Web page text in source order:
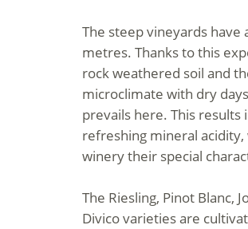
The steep vineyards
metres. Thanks to this
rock weathered soil and
microclimate with dry
prevails here. This
refreshing mineral
winery their special
The Riesling, Pinot Blanc,
Divico varieties are